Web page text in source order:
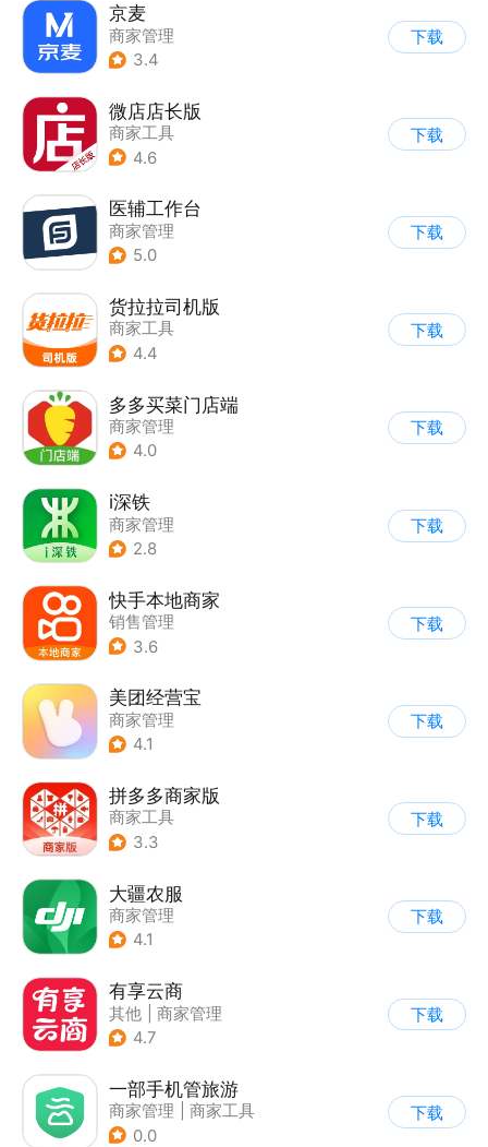
京麦
商家管理
3.4
下载
微店店长版
商家工具
4.6
下载
医辅工作台
商家管理
5.0
下载
货拉拉司机版
商家工具
4.4
下载
多多买菜门店端
商家管理
4.0
下载
i深铁
商家管理
2.8
下载
快手本地商家
销售管理
3.6
下载
美团经营宝
商家管理
4.1
下载
拼多多商家版
商家工具
3.3
下载
大疆农服
商家管理
4.1
下载
有享云商
其他
商家管理
4.7
下载
一部手机管旅游
商家管理
商家工具
| 效率办公
0.0
下载